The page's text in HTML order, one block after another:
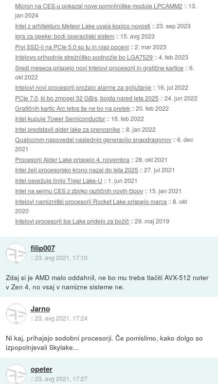
Micron na CES-u pokazal nove pomnilniške module LPCAMM2 :: 13.
jan 2024
Intel z arhitekturo Meteor Lake uvaja kopico novosti ::23. sep 2023
Igra za geeke: bodi operacijski sistem :: 15. avg 2023
Prvi SSD-ji na PCIe 5.0 so tu in niso poceni ::2. mar 2023
Intelovo prihodnje strežniško podnožje bo LGA7529 ::4. feb 2023
Sredi meseca prispejo novi Intelovi procesorji in grafične kartice ::6.
okt 2022
Intelovi novi procesorji prožajo alarme za goljufanje :: 16. jul 2022
PCIe 7.0, ki bo zmogel 32 GB/s, bojda nared leta 2025 ::24. jun 2022
Grafičnih kartic Arc letos še ne bo na pretek ::20. feb 2022
Intel kupuje Tower Semiconductor :: 16. feb 2022
Intel predstavil alder lake za prenosnike ::8. jan 2022
Qualcomm napovedal naslednjo generacijo snapdragonov ::6. dec
2021
Procesorji Alder Lake prispejo 4. novembra ::28. okt 2021
Intel želi procesorsko krono nazaj do leta 2025 ::27. jul 2021
Intel osvežuje linijo Tiger Lake-U :: 1. jun 2021
Intel na sejmu CES z zbirko različnih novih čipov :: 15. jan 2021
Intelovi namizniški procesorji Rocket Lake prispejo marca ::8. okt
2020
Intelovi procesorji Ice Lake pridejo za božič ::29. maj 2019
filip007
::23. avg 2021, 17:10
Zdaj si je AMD malo oddahnil, ne bo mu treba tlačiti AVX-512 noter
v Zen 4, no vsaj v namizne sisteme ne.
Jarno
::23. avg 2021, 17:24
Ni kaj, prihajajo sodobni procesorji. Če pomislimo, kako dolgo so
izpopolnjevali Skylake...
opeter
::23. avg 2021, 17:27